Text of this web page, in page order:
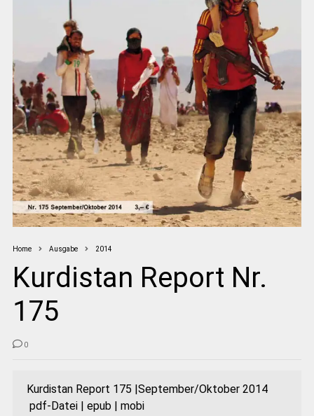
Home Ausgabe 2014
Kurdistan Report Nr.
175
0
Kurdistan Report 175 |September/Oktober 2014
pdf-Datei | epub | mobi